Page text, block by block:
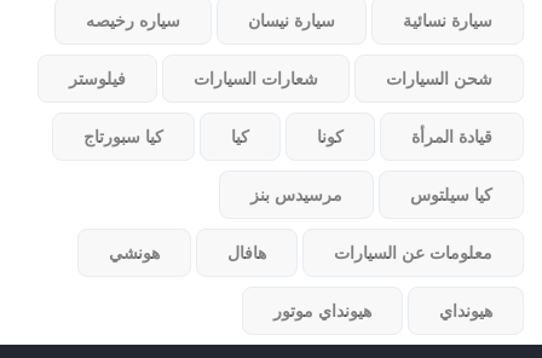
سيارة نسائية سيارة نيسان سياره رخيصه
شحن السيارات شعارات السيارات فيلوستر
قيادة المرأة كونا كيا كيا سبورتاج
كيا سيلتوس مرسيدس بنز
معلومات عن السيارات هافال هونشي
هيونداي هيونداي موتور